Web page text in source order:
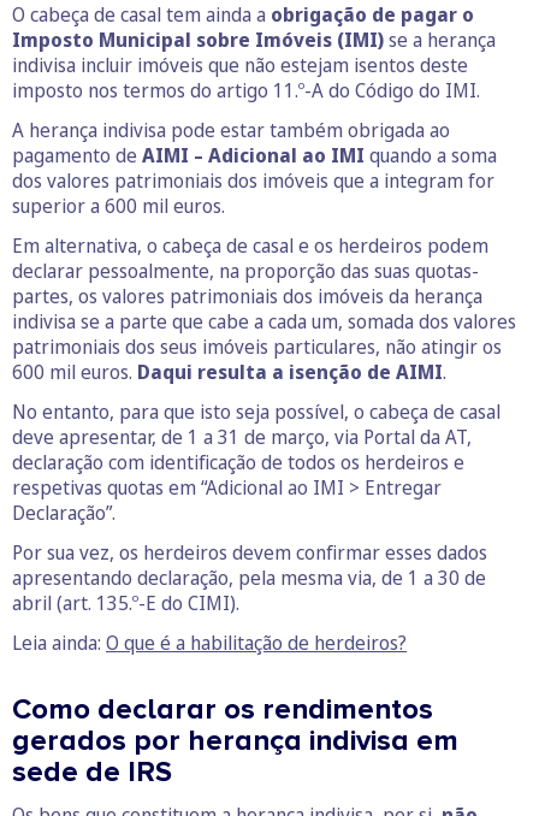
O cabeça de casal tem ainda a obrigação de pagar o
Imposto Municipal sobre Imóveis (IMI)se a herança
indivisa incluir imóveis que não estejam isentos deste
imposto nos termos do artigo 11.º-A do Código do IMI.
A herança indivisa pode estar também obrigada ao
pagamento de AIMI – Adicional ao IMI quando a soma
dos valores patrimoniais dos imóveis que a integram for
superior a 600 mil euros.
Em alternativa, o cabeça de casal e os herdeiros podem
declarar pessoalmente, na proporção das suas quotas-
partes, os valores patrimoniais dos imóveis da herança
indivisa se a parte que cabe a cada um, somada dos valores
patrimoniais dos seus imóveis particulares, não atingir os
600 mil euros. Daqui resulta a isenção de AIMI.
No entanto, para que isto seja possível, o cabeça de casal
deve apresentar, de 1 a 31 de março, via Portal da AT,
declaração com identificação de todos os herdeiros e
respetivas quotas em “Adicional ao IMI > Entregar
Declaração”.
Por sua vez, os herdeiros devem confirmar esses dados
apresentando declaração, pela mesma via, de 1 a 30 de
abril (art. 135.º-E do CIMI).
Leia ainda: O que é a habilitação de herdeiros?
Como declarar os rendimentos
gerados por herança indivisa em
sede de IRS